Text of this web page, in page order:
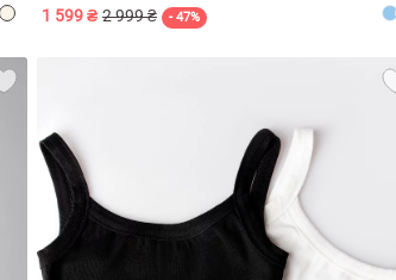
1 599 ₴ 2 999 ₴ - 47%